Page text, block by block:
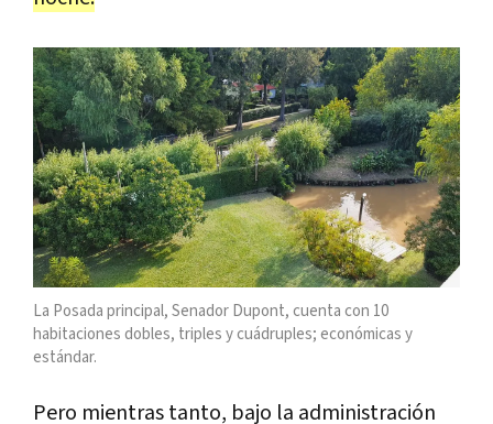
La Posada principal, Senador Dupont, cuenta con 10
habitaciones dobles, triples y cuádruples; económicas y
estándar.
Pero mientras tanto, bajo la administración